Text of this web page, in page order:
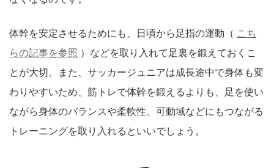
体幹を安定させるためにも、日頃から足指の運動（ こち
らの記事を参照 ）などを取り入れて足裏を鍛えておくこ
とが大切。また、サッカージュニアは成長途中で身体も変
わりやすいため、筋トレで体幹を鍛えるよりも、足を使い
ながら身体のバランスや柔軟性、可動域などにもつながる
トレーニングを取り入れるといいでしょう。